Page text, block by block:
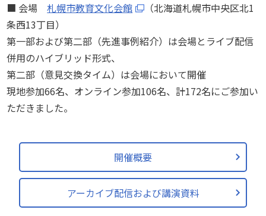
■ 会場札幌市教育文化会館
（北海道札幌市中央区北1
条西13丁目）
第一部および第二部（先進事例紹介）は会場とライブ配信
併用のハイブリッド形式、
第二部（意見交換タイム）は会場において開催
現地参加66名、オンライン参加106名、計172名にご参加い
ただきました。
開催概要
アーカイブ配信および講演資料